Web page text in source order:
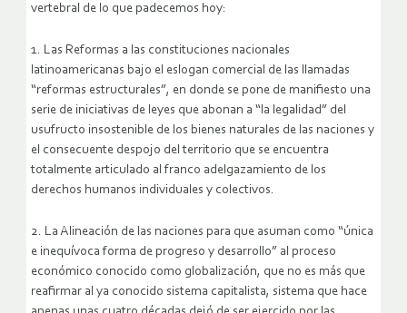
vertebral de lo que padecemos hoy:
1. Las Reformas a las constituciones nacionales
latinoamericanas bajo el eslogan comercial de las llamadas
“reformas estructurales”, en donde se pone de manifiesto una
serie de iniciativas de leyes que abonan a “la legalidad” del
usufructo insostenible de los bienes naturales de las naciones y
el consecuente despojo del territorio que se encuentra
totalmente articulado al franco adelgazamiento de los
derechos humanos individuales y colectivos.
2. La Alineación de las naciones para que asuman como “única
e inequívoca forma de progreso y desarrollo” al proceso
económico conocido como globalización, que no es más que
reafirmar al ya conocido sistema capitalista, sistema que hace